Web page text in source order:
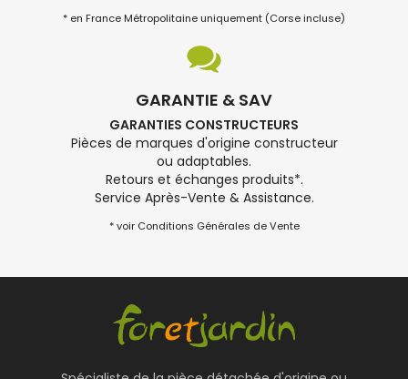
* en France Métropolitaine uniquement (Corse incluse)
GARANTIE & SAV
GARANTIES CONSTRUCTEURS
Pièces de marques d'origine constructeur
ou adaptables.
Retours et échanges produits*.
Service Après-Vente & Assistance.
* voir Conditions Générales de Vente